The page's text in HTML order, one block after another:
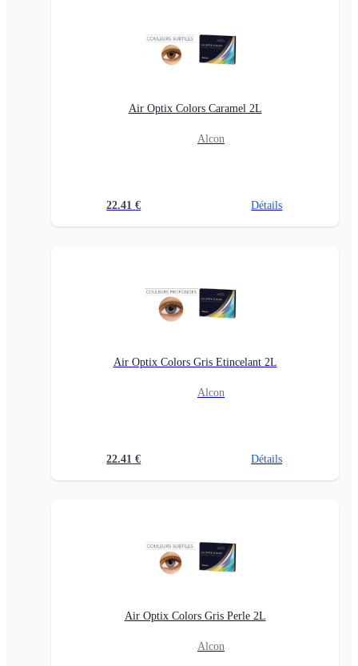
Air Optix Colors Caramel 2L
Alcon
22.41 € Détails
Air Optix Colors Gris Etincelant 2L
Alcon
22.41 € Détails
Air Optix Colors Gris Perle 2L
Alcon